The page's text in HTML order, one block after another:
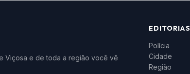
Viçosa e de toda a região você vê
EDITORIAS
Polícia
Cidade
Região